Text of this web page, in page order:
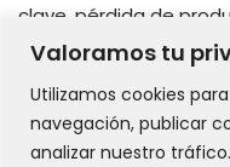
Valoramos tu
Utilizamos cookies
navegación, publicar
analizar nuestro
clave, pérdida de
costos de reemplazo.
diagnóstico
entrenamientos para
intervención claro.